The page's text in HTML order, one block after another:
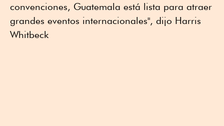
convenciones, Guatemala está lista para atraer
grandes eventos internacionales", dijo Harris
Whitbeck